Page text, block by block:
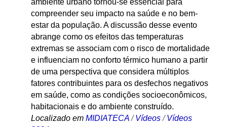
compreender seu impacto na saúde e no bem-
estar da população. A discussão desse evento
abrange como os efeitos das temperaturas
extremas se associam com o risco de mortalidade
e influenciam no conforto térmico humano a partir
de uma perspectiva que considera múltiplos
fatores contribuintes para os desfechos negativos
em saúde, como as condições socioeconômicos,
habitacionais e do ambiente construído.
Localizado em MIDIATECA /Vídeos /Vídeos